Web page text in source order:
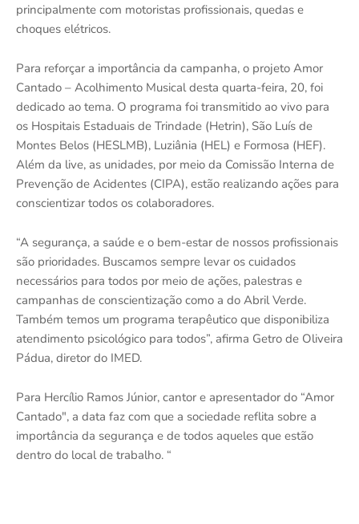
principalmente com motoristas profissionais, quedas e
choques elétricos.
Para reforçar a importância da campanha, o projeto Amor
Cantado – Acolhimento Musical desta quarta-feira, 20, foi
dedicado ao tema. O programa foi transmitido ao vivo para
os Hospitais Estaduais de Trindade (Hetrin), São Luís de
Montes Belos (HESLMB), Luziânia (HEL) e Formosa (HEF).
Além da live, as unidades, por meio da Comissão Interna de
Prevenção de Acidentes (CIPA), estão realizando ações para
conscientizar todos os colaboradores.
“A segurança, a saúde e o bem-estar de nossos profissionais
são prioridades. Buscamos sempre levar os cuidados
necessários para todos por meio de ações, palestras e
campanhas de conscientização como a do Abril Verde.
Também temos um programa terapêutico que disponibiliza
atendimento psicológico para todos”, afirma Getro de Oliveira
Pádua, diretor do IMED.
Para Hercílio Ramos Júnior, cantor e apresentador do “Amor
Cantado", a data faz com que a sociedade reflita sobre a
importância da segurança e de todos aqueles que estão
dentro do local de trabalho. “